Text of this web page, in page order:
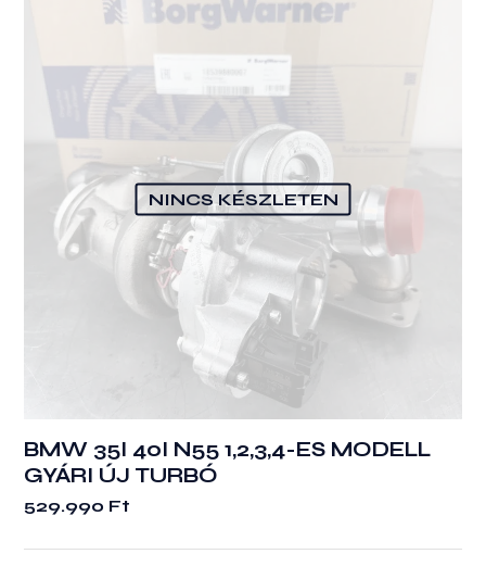
NINCS KÉSZLETEN
BMW 35I 40I N55 1,2,3,4-ES MODELL
GYÁRI ÚJ TURBÓ
529.990 Ft